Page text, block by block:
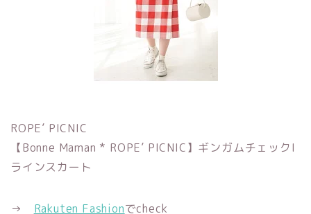
ROPE’ PICNIC
【Bonne Maman * ROPE’ PICNIC】ギンガムチェックI
ラインスカート
→ Rakuten Fashionでcheck